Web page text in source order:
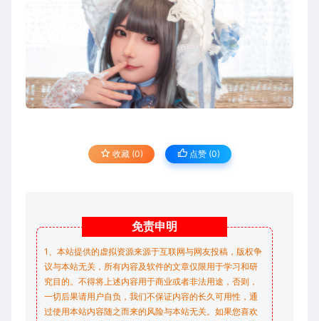
收藏 (0) 点赞 (0)
免责申明
1、本站提供的虚拟资源来源于互联网与网友投稿，版权争
议与本站无关，所有内容及软件的文章仅限用于学习和研
究目的。不得将上述内容用于商业或者非法用途，否则，
一切后果请用户自负，我们不保证内容的长久可用性，通
过使用本站内容随之而来的风险与本站无关。如果您喜欢